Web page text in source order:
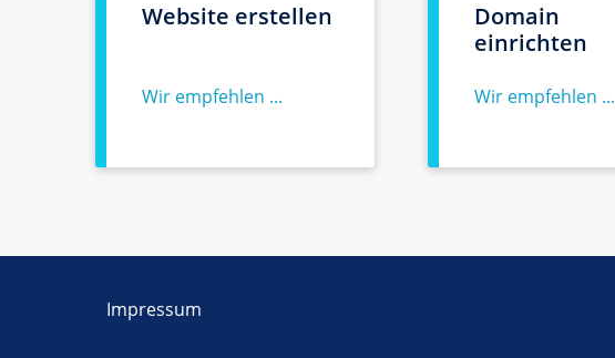
Website erstellen
Wir empfehlen ...
Domain
einrichten
Wir empfehlen ...
Impressum